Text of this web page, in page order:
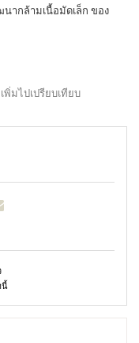
ากล้ามเนื้อมัดเล็ก ของ
เพิ่มไปเปรียบเทียบ
นี้